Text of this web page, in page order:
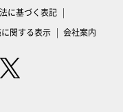
に基づく表記
関する表示 会社案内